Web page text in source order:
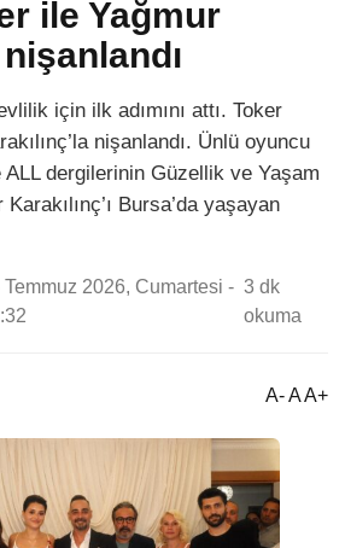
ile Yağmur
için ilk adımını attı. Toker
nişanlandı. Ünlü oyuncu
ALL dergilerinin Güzellik ve Yaşam
Bursa’da yaşayan
Temmuz 2026, Cumartesi - 3 dk
okuma
A- A A+